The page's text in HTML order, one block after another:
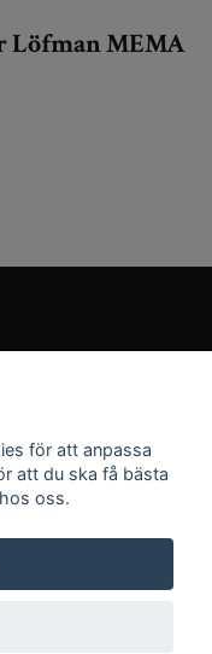
Löfman MEMA
Art
för att anpassa
att du ska få bästa
oss.